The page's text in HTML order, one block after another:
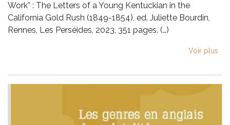
Work” : The Letters of a Young Kentuckian in the
California Gold Rush (1849-1854), ed. Juliette Bourdin,
Rennes, Les Perséides, 2023, 351 pages. (…)
Voir plus